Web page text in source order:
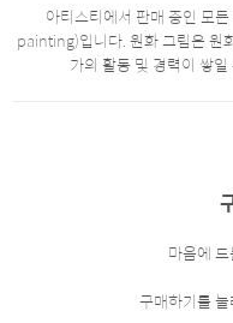
아티스티에서 판매 중인 모
painting)입니다. 원화 그림은 원
가의 활동 및 경력이 쌓
마음에
구매하기를